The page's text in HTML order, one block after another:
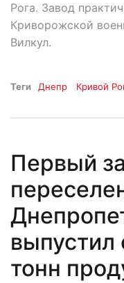
Рога. Завод
Криворожской
Вилкул.
Теги Днепр Кривой
Первый
выпустил
тонн